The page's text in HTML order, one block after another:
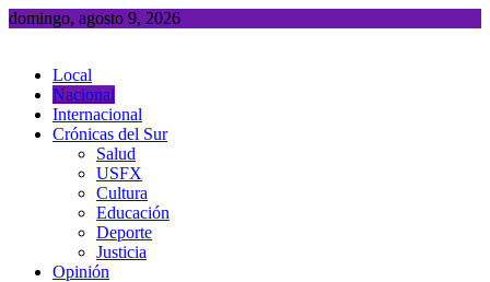
Saltar
domingo, agosto 9, 2026
Local
Nacional
Internacional
Crónicas del Sur
Salud
USFX
Cultura
Educación
Deporte
Justicia
Opinión